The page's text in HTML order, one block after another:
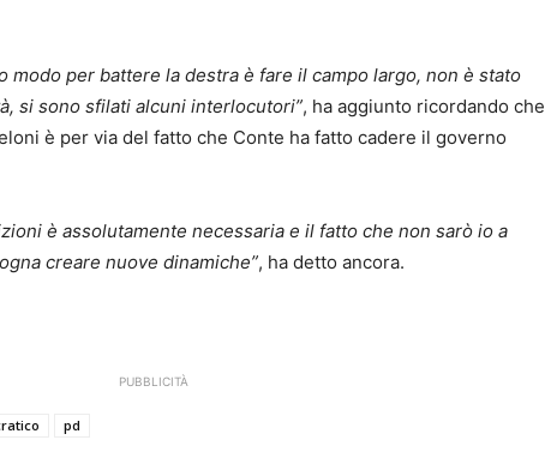
modo per battere la destra è fare il campo largo, non è stato
si sono sfilati alcuni interlocutori”, ha aggiunto ricordando che
è per via del fatto che Conte ha fatto cadere il governo
è assolutamente necessaria e il fatto che non sarò io a
creare nuove dinamiche”, ha detto ancora.
PUBBLICITÀ
pd